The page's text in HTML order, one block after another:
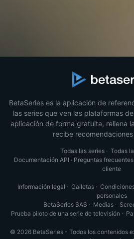
BetaSeries es la aplicación de
las series que ven las plataformas
aplicación de forma gratuita, rellena
recibe
Todas las series· Todas
Documentación API · Preguntas frecuentes
cliente
Información legal · Galletas·
personales
BetaSeries SAS · Medias·
Prueba piloto de una serie de televisión ·
© 2026 BetaSeries - Todos los contenidos